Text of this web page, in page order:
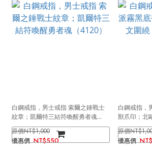
白鋼戒指，男士戒指 索爾之錘戰士
紋章；凱爾特三結符喚醒勇者魂
（4120）
NT$1,000
NT$550
白鋼戒指，
獸爪印；北
庇護（4115